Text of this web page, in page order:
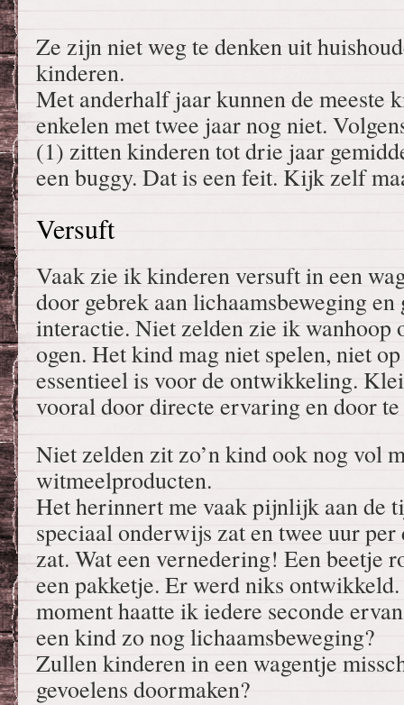
Ze zijn niet weg te denken uit
kinderen.
Met anderhalf jaar kunnen de meeste
enkelen met twee jaar nog niet.
(1) zitten kinderen tot drie jaar
een buggy. Dat is een feit. Kijk zelf
Versuft
Vaak zie ik kinderen versuft in een
door gebrek aan lichaamsbeweging en
interactie. Niet zelden zie ik wanhoop
ogen. Het kind mag niet spelen, niet
essentieel is voor de ontwikkeling.
vooral door directe ervaring en door te
Niet zelden zit zo’n kind ook nog vol
witmeelproducten.
Het herinnert me vaak pijnlijk aan de
speciaal onderwijs zat en twee uur
zat. Wat een vernedering! Een beetje
een pakketje. Er werd niks ontwikkeld.
moment haatte ik iedere seconde
een kind zo nog lichaamsbeweging?
Zullen kinderen in een wagentje
gevoelens doormaken?